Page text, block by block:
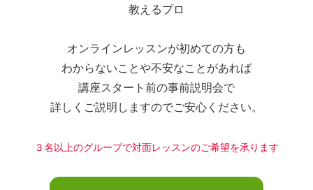
教えるプロ
オンラインレッスンが初めての方も
わからないことや不安なことがあれば
講座スタート前の事前説明会で
詳しくご説明しますのでご安心ください。
３名以上のグループで対面レッスンのご希望を承ります